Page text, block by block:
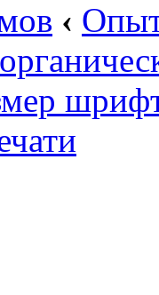
‹